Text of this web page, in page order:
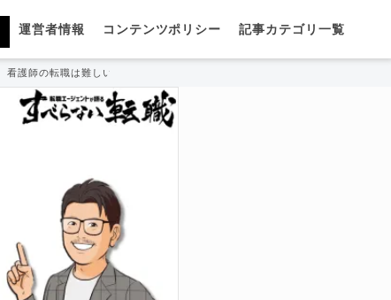
運営者情報 コンテンツポリシー 記事カテゴリ一覧
看護師の転職は難しい？採用事情や難易度・失敗しないコツを徹底解説！